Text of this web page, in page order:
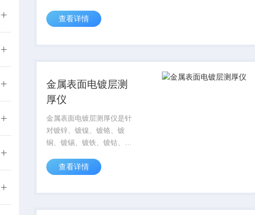
板所吸收的X射线量，根据
测件的厚度。由X射线探测
查看详情
金属表面电镀层测
厚仪
金属表面电镀层测厚仪是针
对镀锌、镀镍、镀铬、镀
铜、镀锡、镀铁、镀钴、镀
镀镀层厚度进行快速无损分
Thick800A金属电镀层测厚
查看详情